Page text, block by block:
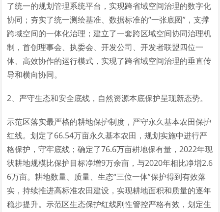
了统一的规划管理系统平台，实现跨省域空间治理的数字化
协同；夯实了统一测绘基准、数据标准的“一张底图”，支撑
跨域空间的一体化治理；建立了一套跨区域空间协同治理机
制，首创理事会、执委会、开发公司、开发者联盟四位一
体、高效协作的运行模式，实现了跨省域空间治理的垂直传
导和横向协同。
2、严守生态和安全底线，自然资源本底保护呈现新态势。
示范区落实最严格的耕地保护制度，严守永久基本农田保护
红线。划定了66.54万亩永久基本农田，规划实施中进行严
格保护，守牢底线；确定了76.6万亩耕地保有量，2022年现
状耕地规模比保护目标净增9万余亩，与2020年相比净增2.6
6万亩。耕地数量、质量、生态“三位一体”保护得到有效落
实，持续推进高标准农田建设，实现耕地面积和质量的逐年
稳步提升。示范区生态保护红线刚性管控严格有效，划定生